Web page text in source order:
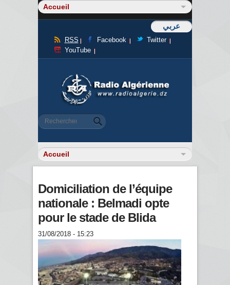
عربي
RSS Facebook
Twitter
YouTube
Formulaire de recherche
Rechercher
Domiciliation de l’équipe
nationale : Belmadi opte
pour le stade de Blida
31/08/2018 - 15:23